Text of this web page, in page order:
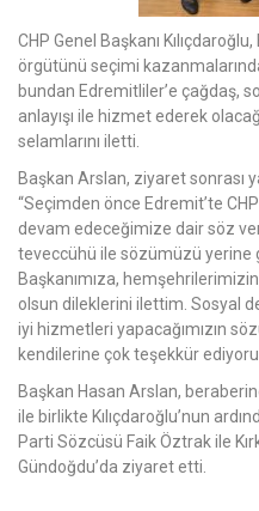
CHP Genel Başkanı
örgütünü seçimi
bundan Edremitliler’e çağdaş,
anlayışı ile hizmet ederek
selamlarını iletti.
Başkan Arslan, ziyaret sonrası
“Seçimden önce Edremit’te
devam edeceğimize dair söz
teveccühü ile sözümüzü yerine
Başkanımıza,
olsun dileklerini ilettim. Sosyal
iyi hizmetleri yapacağımızın
kendilerine çok teşekkür
Başkan Hasan Arslan,
ile birlikte Kılıçdaroğlu’nun
Parti Sözcüsü Faik Öztrak ile
Gündoğdu’da ziyaret etti.